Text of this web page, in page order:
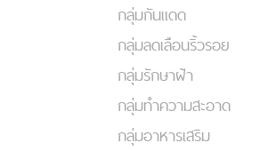
กลุ่มกันแดด
กลุ่มลดเลือนริ้วรอย
กลุ่มรักษาฝ้า
กลุ่มทำความสะอาด
กลุ่มอาหารเสริม